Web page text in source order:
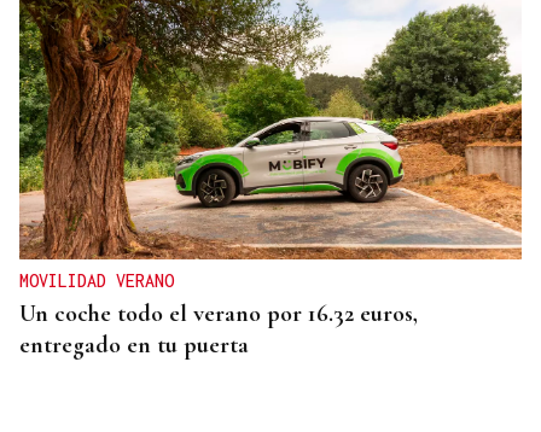
MOVILIDAD VERANO
Un coche todo el verano por 16.32 euros,
entregado en tu puerta